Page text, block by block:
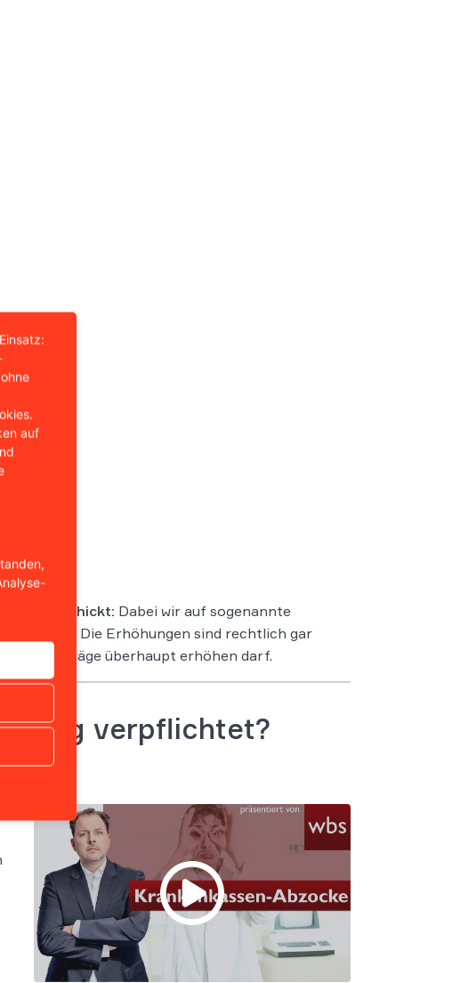
verschickt: Dabei wir auf sogenannte
Achtung! Die Erhöhungen sind rechtlich gar
die Beiträge überhaupt erhöhen darf.
verpflichtet?
auf